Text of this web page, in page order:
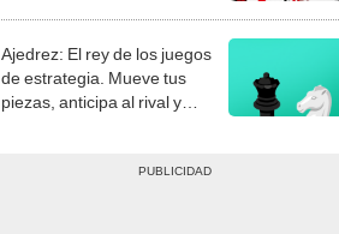
Ajedrez: El rey de los juegos
de estrategia. Mueve tus
piezas, anticipa al rival y